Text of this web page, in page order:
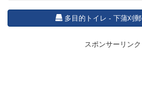
多目的トイレ - 下蒲刈
スポンサーリンク